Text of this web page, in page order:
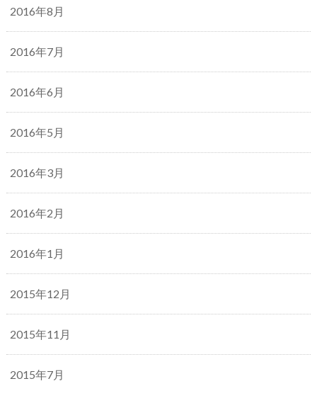
2016年8月
2016年7月
2016年6月
2016年5月
2016年3月
2016年2月
2016年1月
2015年12月
2015年11月
2015年7月